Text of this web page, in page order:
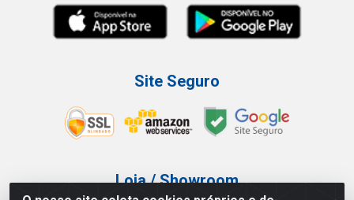
Site Seguro
Loja / Showroom